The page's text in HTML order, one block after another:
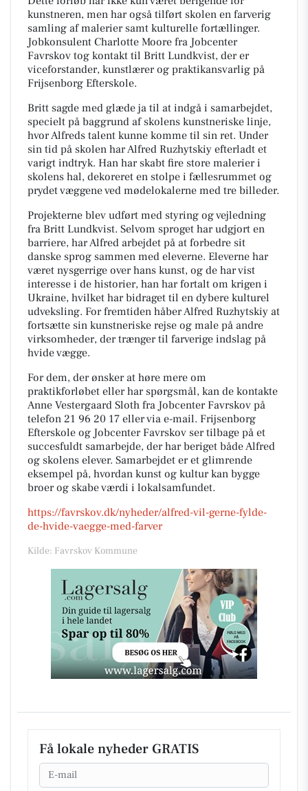
kunstneren, men har også tilført skolen en farverig
samling af malerier samt kulturelle fortællinger.
Jobkonsulent Charlotte Moore fra Jobcenter
Favrskov tog kontakt til Britt Lundkvist, der er
viceforstander, kunstlærer og praktikansvarlig på
Frijsenborg Efterskole.
Britt sagde med glæde ja til at indgå i samarbejdet,
specielt på baggrund af skolens kunstneriske linje,
hvor Alfreds talent kunne komme til sin ret. Under
sin tid på skolen har Alfred Ruzhytskiy efterladt et
varigt indtryk. Han har skabt fire store malerier i
skolens hal, dekoreret en stolpe i fællesrummet og
prydet væggene ved mødelokalerne med tre billeder.
Projekterne blev udført med styring og vejledning
fra Britt Lundkvist. Selvom sproget har udgjort en
barriere, har Alfred arbejdet på at forbedre sit
danske sprog sammen med eleverne. Eleverne har
været nysgerrige over hans kunst, og de har vist
interesse i de historier, han har fortalt om krigen i
Ukraine, hvilket har bidraget til en dybere kulturel
udveksling. For fremtiden håber Alfred Ruzhytskiy at
fortsætte sin kunstneriske rejse og male på andre
virksomheder, der trænger til farverige indslag på
hvide vægge.
For dem, der ønsker at høre mere om
praktikforløbet eller har spørgsmål, kan de kontakte
Anne Vestergaard Sloth fra Jobcenter Favrskov på
telefon 21 96 20 17 eller via e-mail. Frijsenborg
Efterskole og Jobcenter Favrskov ser tilbage på et
succesfuldt samarbejde, der har beriget både Alfred
og skolens elever. Samarbejdet er et glimrende
eksempel på, hvordan kunst og kultur kan bygge
broer og skabe værdi i lokalsamfundet.
https://favrskov.dk/nyheder/alfred-vil-gerne-fylde-
de-hvide-vaegge-med-farver
Kilde: Favrskov Kommune
Få lokale nyheder GRATIS
Email